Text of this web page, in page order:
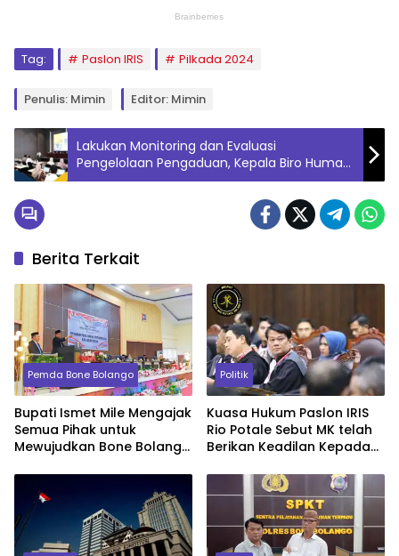
Tag: Paslon IRIS Pilkada 2024
Penulis: Mimin Editor: Mimin
Lakukan Monitoring dan Evaluasi
Pengelolaan Pengaduan, Kepala Biro Humas
Kementerian ATR/BPN Imbau Bentuk Area
Perubahan yang Lebih Kreatif, Inovatif, dan
Berita Terkait
Pemda Bone Bolango
Bupati Ismet Mile Mengajak
Semua Pihak untuk
Mewujudkan Bone Bolango
Politik
Kuasa Hukum Paslon IRIS
Rio Potale Sebut MK telah
Berikan Keadilan Kepada